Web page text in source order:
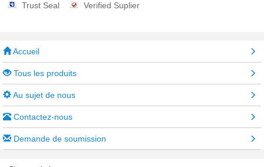
Trust Seal
Verified Suplier
Accueil
Tous les produits
Au sujet de nous
Contactez-nous
Demande de soumission